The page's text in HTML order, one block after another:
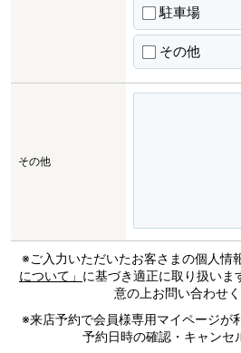
駐車場
その他
その他
※ご入力いただいたお客さまの個人情報
について」 に基づき適正に取り扱いま
意の上お問い合わせく
※来店予約で会員様専用マイページが
予約日時の確認・キャンセ